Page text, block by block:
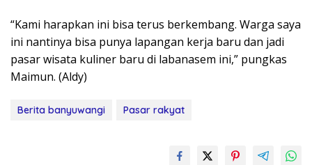
“Kami harapkan ini bisa terus berkembang. Warga saya
ini nantinya bisa punya lapangan kerja baru dan jadi
pasar wisata kuliner baru di labanasem ini,” pungkas
Maimun. (Aldy)
Berita banyuwangi Pasar rakyat